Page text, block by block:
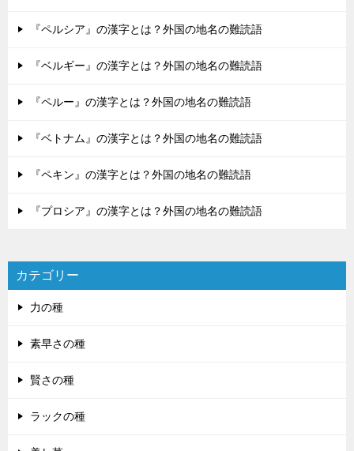
『ペルシア』の漢字とは？外国の地名の難読語
『ベルギー』の漢字とは？外国の地名の難読語
『ペルー』の漢字とは？外国の地名の難読語
『ベトナム』の漢字とは？外国の地名の難読語
『ペキン』の漢字とは？外国の地名の難読語
『プロシア』の漢字とは？外国の地名の難読語
カテゴリー
力の種
素早さの種
賢さの種
ラックの種